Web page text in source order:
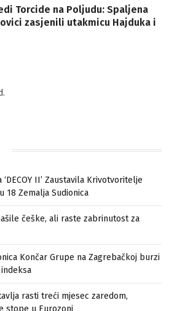
Torcide na Poljudu: Spaljena
zasjenili utakmicu Hajduka i
II’ Zaustavila Krivotvoritelje
18 Zemalja Sudionica
češke, ali raste zabrinutost za
Končar Grupe na Zagrebačkoj burzi
rasti treći mjesec zaredom,
stope u Eurozoni